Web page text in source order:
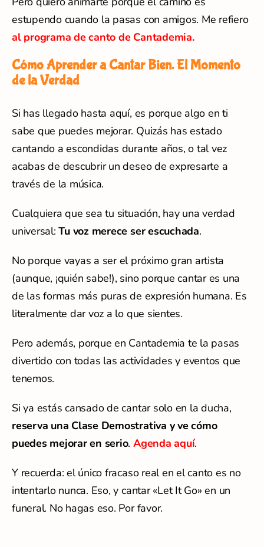
estupendo cuando la pasas con amigos. Me refiero
al programa de canto de Cantademia.
Cómo Aprender a Cantar Bien. El Momento
de la Verdad
Si has llegado hasta aquí, es porque algo en ti
sabe que puedes mejorar. Quizás has estado
cantando a escondidas durante años, o tal vez
acabas de descubrir un deseo de expresarte a
través de la música.
Cualquiera que sea tu situación, hay una verdad
universal:Tu voz merece ser escuchada.
No porque vayas a ser el próximo gran artista
(aunque, ¡quién sabe!), sino porque cantar es una
de las formas más puras de expresión humana. Es
literalmente dar voz a lo que sientes.
Pero además, porque en Cantademia te la pasas
divertido con todas las actividades y eventos que
tenemos.
Si ya estás cansado de cantar solo en la ducha,
reserva una Clase Demostrativa y ve cómo
puedes mejorar en serio.Agenda aquí.
Y recuerda: el único fracaso real en el canto es no
intentarlo nunca. Eso, y cantar «Let It Go» en un
funeral. No hagas eso. Por favor.